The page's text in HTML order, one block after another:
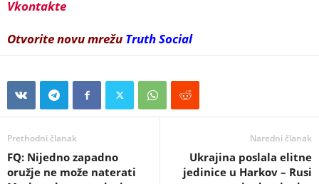
Vkontakte
Otvorite novu mrežu Truth Social
Prethodni članak
FQ: Nijedno zapadno
oružje ne može naterati
Naredni članak
Ukrajina poslala elitne
jedinice u Harkov – Rusi